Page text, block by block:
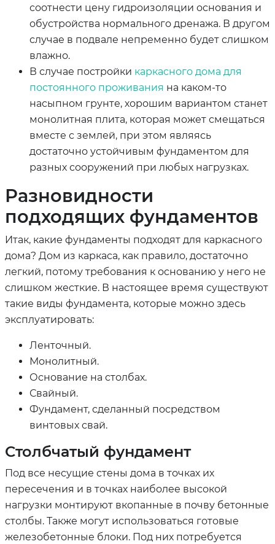
соотнести цену гидроизоляции основания и
обустройства нормального дренажа. В другом
случае в подвале непременно будет слишком
влажно.
В случае постройки каркасного дома для
постоянного проживания на каком-то
насыпном грунте, хорошим вариантом станет
монолитная плита, которая может смещаться
вместе с землей, при этом являясь
достаточно устойчивым фундаментом для
разных сооружений при любых нагрузках.
Разновидности
подходящих фундаментов
Итак, какие фундаменты подходят для каркасного
дома? Дом из каркаса, как правило, достаточно
легкий, потому требования к основанию у него не
слишком жесткие. В настоящее время существуют
такие виды фундамента, которые можно здесь
эксплуатировать:
Ленточный.
Монолитный.
Основание на столбах.
Свайный.
Фундамент, сделанный посредством
винтовых свай.
Столбчатый фундамент
Под все несущие стены дома в точках их
пересечения и в точках наиболее высокой
нагрузки монтируют вкопанные в почву бетонные
столбы. Также могут использоваться готовые
железобетонные блоки. Под них потребуется